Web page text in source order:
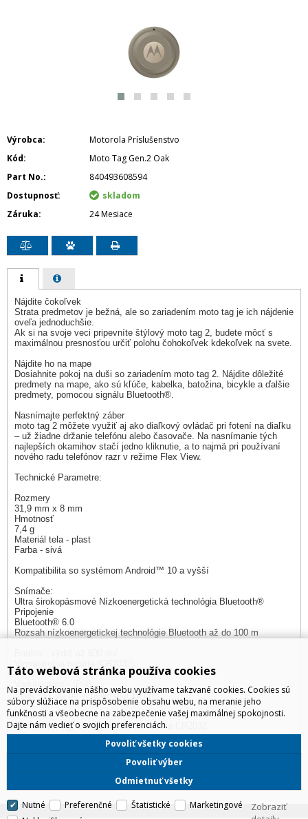
Výrobca
Motorola Príslušenstvo
Kód
Moto Tag Gen.2 Oak
Part No.
840493608594
Dostupnosť
skladom
Záruka
24 Mesiace
Nájdite čokoľvek
Strata predmetov je bežná, ale so zariadením moto tag je ich nájdenie
oveľa jednoduchšie.
Ak si na svoje veci pripevníte štýlový moto tag 2, budete môcť s
maximálnou presnosťou určiť polohu čohokoľvek kdekoľvek na svete.
Nájdite ho na mape
Dosiahnite pokoj na duši so zariadením moto tag 2. Nájdite dôležité
predmety na mape, ako sú kľúče, kabelka, batožina, bicykle a ďalšie
predmety, pomocou signálu Bluetooth®.
Nasnímajte perfektný záber
moto tag 2 môžete využiť aj ako diaľkový ovládač pri fotení na diaľku
– už žiadne držanie telefónu alebo časovače. Na nasnímanie tých
najlepších okamihov stačí jedno kliknutie, a to najmä pri používaní
nového radu telefónov razr v režime Flex View.
Technické Parametre:
Rozmery
31,9 mm x 8 mm
Hmotnosť
7,4 g
Materiál tela - plast
Farba - sivá
Kompatibilita so systémom Android™ 10 a vyšší
Snímače:
Ultra širokopásmové Nízkoenergetická technológia Bluetooth®
Pripojenie
Bluetooth® 6.0
Rozsah nízkoenergetickej technológie Bluetooth až do 100 m
Vodotesnosť - IP68
Zvuk - 77 dB pri vzdialenosti 10 cm
V balení:
1 ks Moto Tag, 1ks vymeniteľná batéria CR2032
Bohumil Patak, 0918822888,bohumil.patak@irdistribution.sk
Táto webová stránka používa cookies
Na prevádzkovanie nášho webu využívame takzvané cookies. Cookies sú
súbory slúžiace na prispôsobenie obsahu webu, na meranie jeho
funkčnosti a všeobecne na zabezpečenie vašej maximálnej spokojnosti.
Dajte nám vedieť o svojich preferenciách.
Odmietnuť všetky
Povoliť výber
Povoliť všetky cookies
Nutné Preferenčné Štatistické
Marketingové
Zobraziť